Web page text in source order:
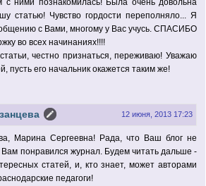
с ними познакомилась! Была очень довольна
статью! Чувство гордости переполняло... Я
с Вами, многому у Вас учусь. СПАСИБО
во всех начинаниях!!!!
честно признаться, переживаю! Уважаю
пусть его начальник окажется таким же!
12 июня, 2013 17:23
Марина Сергеевна! Рада, что Ваш блог не
Вам понравился журнал. Будем читать дальше -
статей, и, кто знает, может авторами
педагоги!